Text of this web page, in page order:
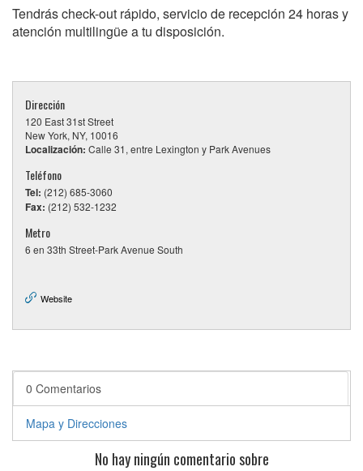
Tendrás check-out rápido, servicio de recepción 24 horas y
atención multilingüe a tu disposición.
Dirección
120 East 31st Street
New York, NY, 10016
Localización: Calle 31, entre Lexington y Park Avenues
Teléfono
Tel: (212) 685-3060
Fax: (212) 532-1232
Metro
6 en 33th Street-Park Avenue South
Website
0 Comentarios
Mapa y Direcciones
No hay ningún comentario sobre